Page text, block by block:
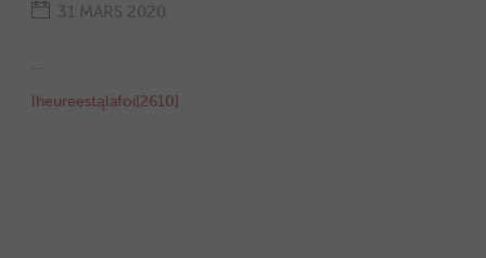
31 MARS 2020
…
lheureestąlafoi[2610]